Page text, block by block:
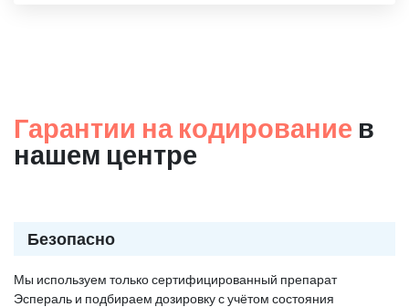
Гарантии на кодирование в
нашем центре
Безопасно
Мы используем только сертифицированный препарат
Эспераль и подбираем дозировку с учётом состояния